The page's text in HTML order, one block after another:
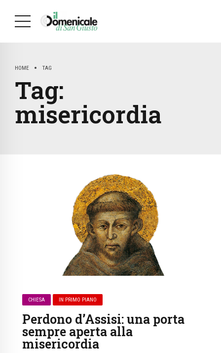
HOME TAG
Tag:
misericordia
CHIESA IN PRIMO PIANO
Perdono d’Assisi: una porta
sempre aperta alla
misericordia